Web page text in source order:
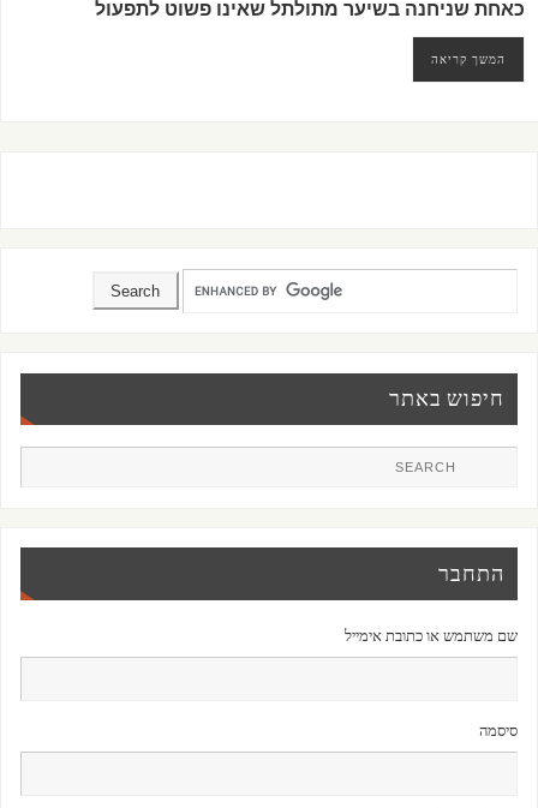
כאחת שניחנה בשיער מתולתל שאינו פשוט לתפעול
המשך קריאה
חיפוש באתר
התחבר
שם משתמש או כתובת אימייל
סיסמה